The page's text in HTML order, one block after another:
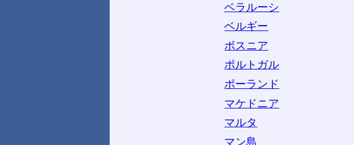
ベラルーシ
ベルギー
ボスニア
ポルトガル
ポーランド
マケドニア
マルタ
マン島